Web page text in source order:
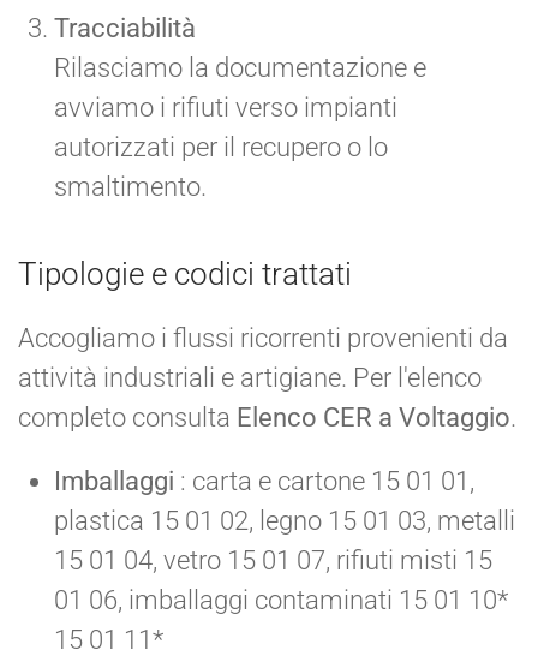
Tracciabilità
Rilasciamo la documentazione e
avviamo i rifiuti verso impianti
autorizzati per il recupero o lo
smaltimento.
Tipologie e codici trattati
Accogliamo i flussi ricorrenti provenienti da
attività industriali e artigiane. Per l'elenco
completo consulta Elenco CER a Voltaggio.
Imballaggi : carta e cartone 15 01 01,
plastica 15 01 02, legno 15 01 03, metalli
15 01 04, vetro 15 01 07, rifiuti misti 15
01 06, imballaggi contaminati 15 01 10*
15 01 11*